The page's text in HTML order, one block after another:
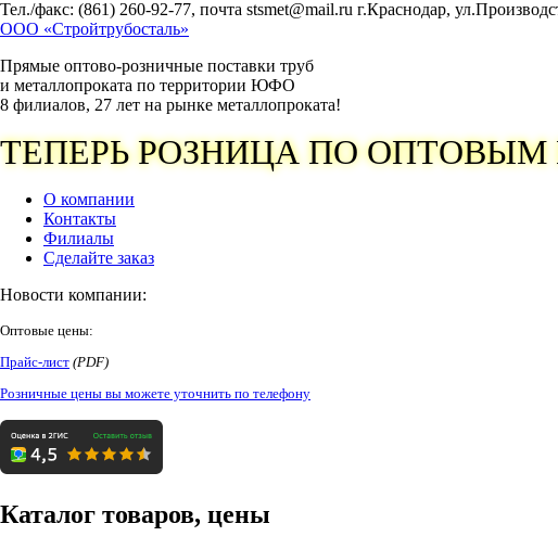
Тел./факс: (861) 260-92-77, почта stsmet@mail.ru г.Краснодар,
ООО «Стройтрубосталь»
Прямые оптово-розничные поставки труб
и металлопроката по территории ЮФО
8 филиалов, 27 лет на рынке металлопроката!
ТЕПЕРЬ РОЗНИЦА ПО
О компании
Контакты
Филиалы
Сделайте заказ
Новости компании:
Оптовые цены:
Прайс-лист (PDF)
Розничные цены вы можете уточнить по телефону
Каталог товаров, цены